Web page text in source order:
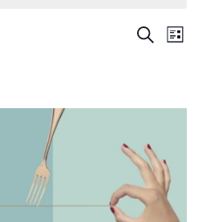
Eventi
Cerca Lista